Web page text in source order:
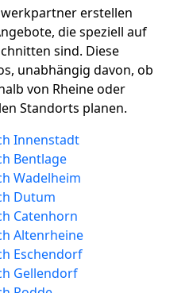
erstellen
die speziell auf
sind. Diese
unabhängig davon, ob
von Rheine oder
Standorts planen.
Innenstadt
Bentlage
Wadelheim
Dutum
Catenhorn
Altenrheine
Eschendorf
Gellendorf